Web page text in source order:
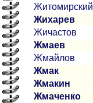
Житомирский
Жихарев
Жичастов
Жмаев
Жмайлов
Жмак
Жмакин
Жмаченко